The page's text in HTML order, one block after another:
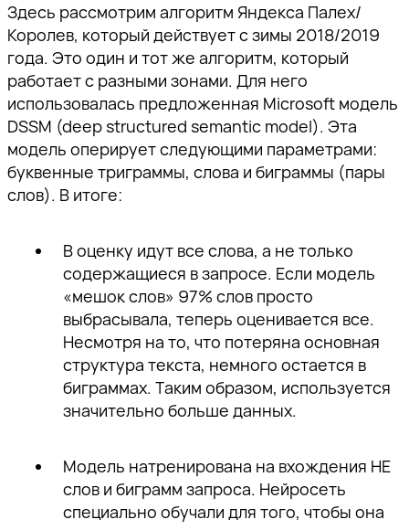
Здесь рассмотрим алгоритм Яндекса Палех/
Королев, который действует с зимы 2018/2019
года. Это один и тот же алгоритм, который
работает с разными зонами. Для него
использовалась предложенная Microsoft модель
DSSM (deep structured semantic model). Эта
модель оперирует следующими параметрами:
буквенные триграммы, слова и биграммы (пары
слов). В итоге:
В оценку идут все слова, а не только
содержащиеся в запросе. Если модель
«мешок слов» 97% слов просто
выбрасывала, теперь оценивается все.
Несмотря на то, что потеряна основная
структура текста, немного остается в
биграммах. Таким образом, используется
значительно больше данных.
Модель натренирована на вхождения НЕ
слов и биграмм запроса. Нейросеть
специально обучали для того, чтобы она
Мы отправили вам
проверочное письмо —
Мы отправили вам
проверочное письмо —
Спасибо!
Наш специалист свяжется с вами в
ближайшее время.
Подпишитесь, чтобы получать
тщательно отобранную экспертную
информацию о продвижении
Мы отправили вам
проверочное письмо —